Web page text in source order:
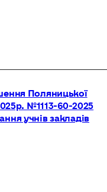
Поляницької
№1113-60-2025
учнів закладів